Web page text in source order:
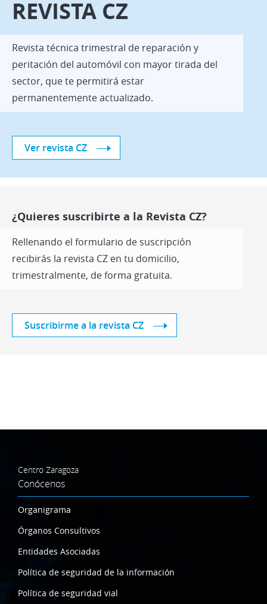
REVISTA CZ
Revista técnica trimestral de reparación y
peritación del automóvil con mayor tirada del
sector, que te permitirá estar
permanentemente actualizado.
Ver revista CZ
¿Quieres suscribirte a la Revista CZ?
Rellenando el formulario de suscripción
recibirás la revista CZ en tu domicilio,
trimestralmente, de forma gratuita.
Suscribirme a la revista CZ
Centro Zaragoza
Conócenos
Organigrama
Órganos Consultivos
Entidades Asociadas
Política de seguridad de la información
Política de seguridad vial